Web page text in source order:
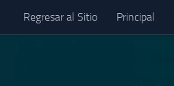
Saltar al contenido
Regresar al Sitio Principal